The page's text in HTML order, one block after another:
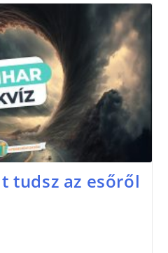
tudsz az esőről